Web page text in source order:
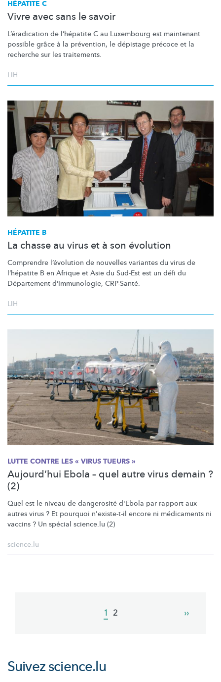
HÉPATITE C
Vivre avec sans le savoir
L’éradication de l’hépatite C au Luxembourg est maintenant
possible grâce à la prévention, le dépistage précoce et la
recherche sur les traitements.
LIH
HÉPATITE B
La chasse au virus et à son évolution
Comprendre l’évolution de nouvelles variantes du virus de
l’hépatite B en Afrique et Asie du Sud-Est est un défi du
Département d’Immunologie, CRP-Santé.
LIH
LUTTE CONTRE LES « VIRUS TUEURS »
Aujourd’hui Ebola – quel autre virus demain ?
(2)
Quel est le niveau de dangerosité d'Ebola par rapport aux
autres virus ? Et pourquoi n'existe-t-il encore ni médicaments ni
vaccins ? Un spécial science.lu (2)
science.lu
Current
1 Page
2
Next
››
Suivezscience.lu